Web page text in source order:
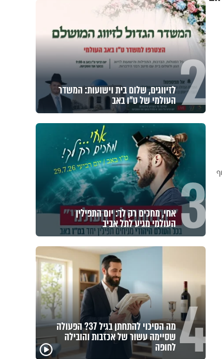
2 לזיווגים, שלום בית וישועות: המשדר
העולמי של ט"ו באב
3 אחי, מחכים רק לך: יום התפילין
העולמי מגיע לתל אביב
4 מה הסיכוי להתחתן בגיל 37? הפעולה
שסיימה עשור של אכזבות והובילה
לחופה
הרגעים הקשים ביותר